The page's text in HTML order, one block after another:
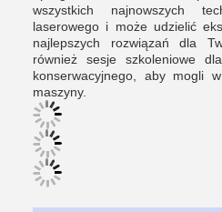
wszystkich najnowszych
laserowego i może udzielić
najlepszych rozwiązań dla
również sesje szkoleniowe
konserwacyjnego, aby mogli
maszyny.